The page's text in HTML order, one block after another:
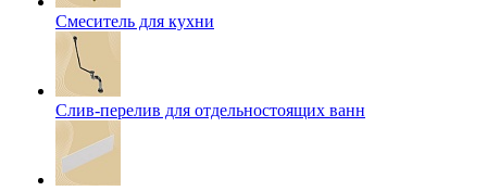
Смеситель для кухни
Слив-перелив для отдельностоящих ванн